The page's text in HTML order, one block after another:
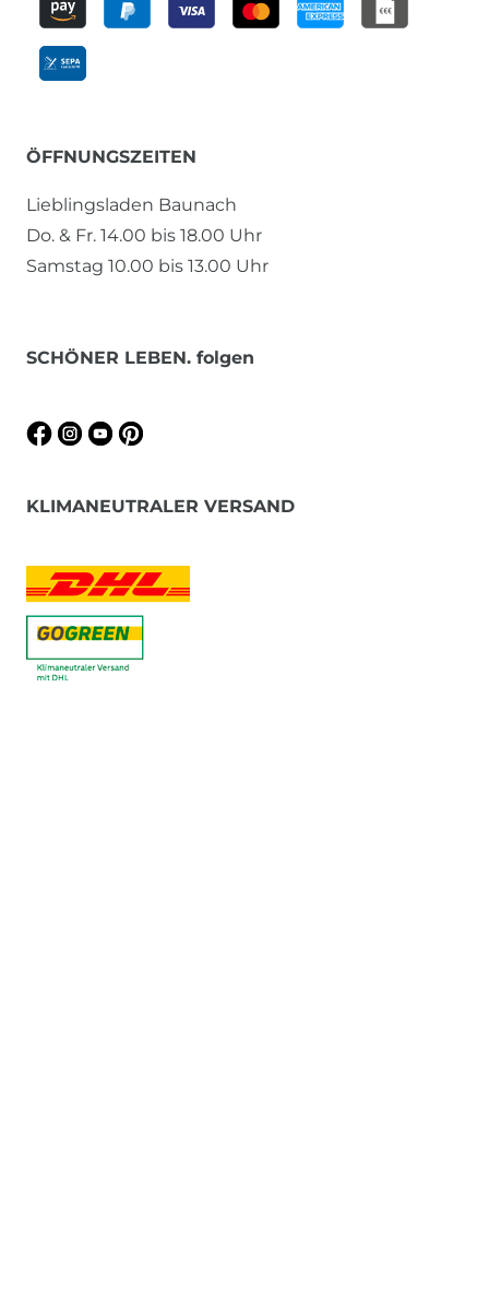
ÖFFNUNGSZEITEN
Lieblingsladen Baunach
Do. & Fr. 14.00 bis 18.00 Uhr
Samstag 10.00 bis 13.00 Uhr
SCHÖNER LEBEN. folgen
KLIMANEUTRALER VERSAND